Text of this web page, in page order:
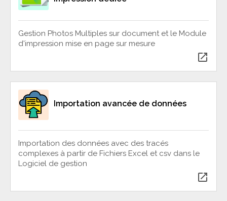
Gestion Photos Multiples sur document et le Module
d'impression mise en page sur mesure
open_in_new
Importation avancée de données
Importation des données avec des tracés
complexes à partir de Fichiers Excel et csv dans le
Logiciel de gestion
open_in_new